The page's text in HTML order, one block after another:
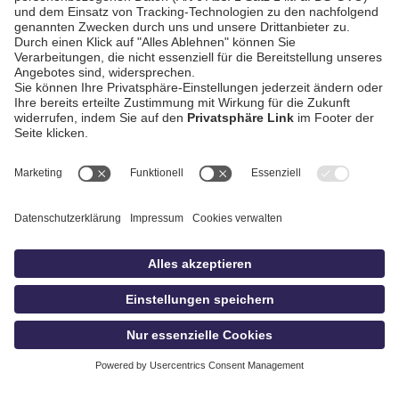
AGB / Gewinnspiele
Datenschutz
Impressum
idowa.de
Privatsphäre